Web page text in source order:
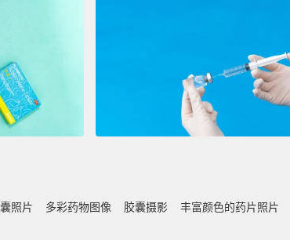
照片 多彩药物图像 胶囊摄影 丰富颜色的药片照片